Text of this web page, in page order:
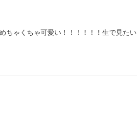
ちゃくちゃ可愛い！！！！！！生で見た